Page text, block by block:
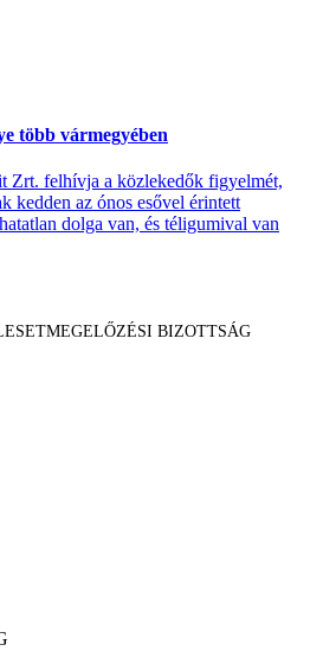
több vármegyében
Zrt. felhívja a közlekedők figyelmét,
kedden az ónos esővel érintett
dolga van, és téligumival van
BIZOTTSÁG